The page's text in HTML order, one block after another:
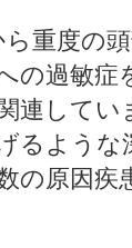
ら重度の
の過敏
連してい
るよう
の原因